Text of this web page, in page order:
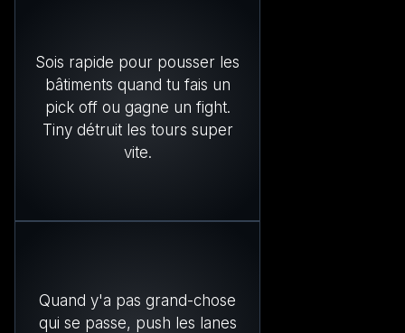
Sois rapide pour pousser les
bâtiments quand tu fais un
pick off ou gagne un fight.
Tiny détruit les tours super
vite.
Quand y'a pas grand-chose
qui se passe, push les lanes